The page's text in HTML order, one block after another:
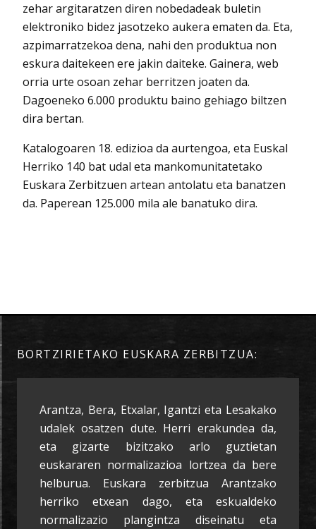
zehar argitaratzen diren nobedadeak buletin
elektroniko bidez jasotzeko aukera ematen da. Eta,
azpimarratzekoa dena, nahi den produktua non
eskura daitekeen ere jakin daiteke. Gainera, web
orria urte osoan zehar berritzen joaten da.
Dagoeneko 6.000 produktu baino gehiago biltzen
dira bertan.
Katalogoaren 18. edizioa da aurtengoa, eta Euskal
Herriko 140 bat udal eta mankomunitatetako
Euskara Zerbitzuen artean antolatu eta banatzen
da. Paperean 125.000 mila ale banatuko dira.
BORTZIRIETAKO EUSKARA ZERBITZUA:
Arantza, Bera, Etxalar, Igantzi eta Lesakako
udalek osatzen dute. Herri erakundea da,
eta gizarte bizitzako arlo guztietan
euskararen normalizazioa lortzea da bere
helburua. Euskara zerbitzua Arantzako
herriko etxean dago, eta eskualdeko
normalizazio plangintza diseinatu eta